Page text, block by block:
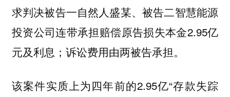
求判决被告一自然人盛某、被告二智慧能源
投资公司连带承担赔偿原告损失本金2.95亿
元及利息；诉讼费用由两被告承担。
该案件实质上为四年前的2.95亿“存款失踪